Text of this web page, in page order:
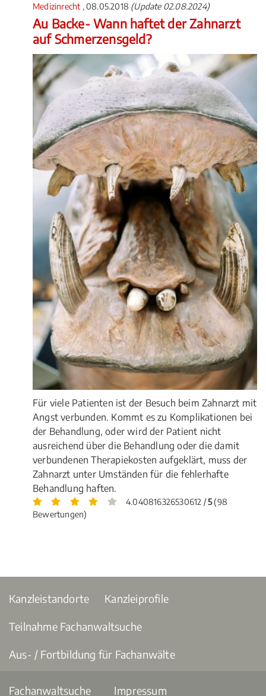
Medizinrecht , 08.05.2018 (Update 02.08.2024)
Au Backe- Wann haftet der Zahnarzt
auf Schmerzensgeld?
Für viele Patienten ist der Besuch beim Zahnarzt mit
Angst verbunden. Kommt es zu Komplikationen bei
der Behandlung, oder wird der Patient nicht
ausreichend über die Behandlung oder die damit
verbundenen Therapiekosten aufgeklärt, muss der
Zahnarzt unter Umständen für die fehlerhafte
Behandlung haften.
4.040816326530612 /5(98
Bewertungen)
Kanzleistandorte Kanzleiprofile
Teilnahme Fachanwaltsuche
Aus- / Fortbildung für Fachanwälte
Fachanwaltsuche Impressum